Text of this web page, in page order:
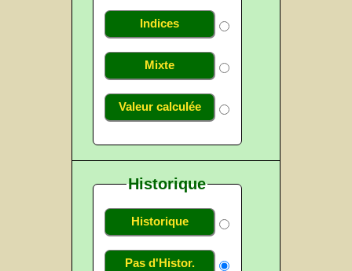
Indices
Mixte
Valeur calculée
Historique
Historique
Pas d'Histor.